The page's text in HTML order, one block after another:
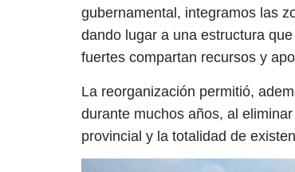
gubernamental, integramos las
dando lugar a una estructura
fuertes compartan recursos y
La reorganización permitió,
durante muchos años, al
provincial y la totalidad de